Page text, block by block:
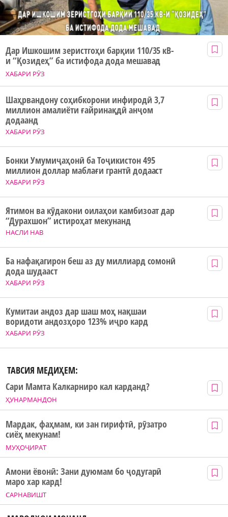
ХАБАРИ РӮЗ
Дар Ишкошим зеристгоҳи барқии 110/35 кВ-
и “Қозидеҳ” ба истифода дода мешавад
ХАБАРИ РӮЗ
Шаҳрвандону соҳибкорони инфиродӣ 3,7
миллион амалиёти ғайринақдӣ анҷом
додаанд
ХАБАРИ РӮЗ
Бонки Умумиҷаҳонӣ ба Тоҷикистон 495
миллион доллар маблағи грантӣ додааст
НАСЛИ НАВ
Ятимон ва кӯдакони оилаҳои камбизоат дар
“Дурахшон” истироҳат мекунанд
ХАБАРИ РӮЗ
Ба нафақагирон беш аз ду миллиард сомонӣ
дода шудааст
ХАБАРИ РӮЗ
Кумитаи андоз дар шаш моҳ нақшаи
воридоти андозҳоро 123% иҷро кард
ТАВСИЯ МЕДИҲЕМ:
ҲУНАРМАНДОН
Сари Мамта Калкарниро кал карданд?
МУҲОҶИРАТ
Мардак, фаҳмам, ки зан гирифтӣ, рӯзатро
сиёҳ мекунам!
САРНАВИШТ
Амони ёвонӣ: Зани дуюмам бо ҷодугарӣ
маро хар кард!